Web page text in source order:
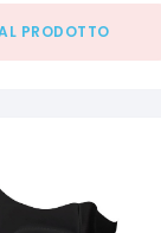
PRODOTTO